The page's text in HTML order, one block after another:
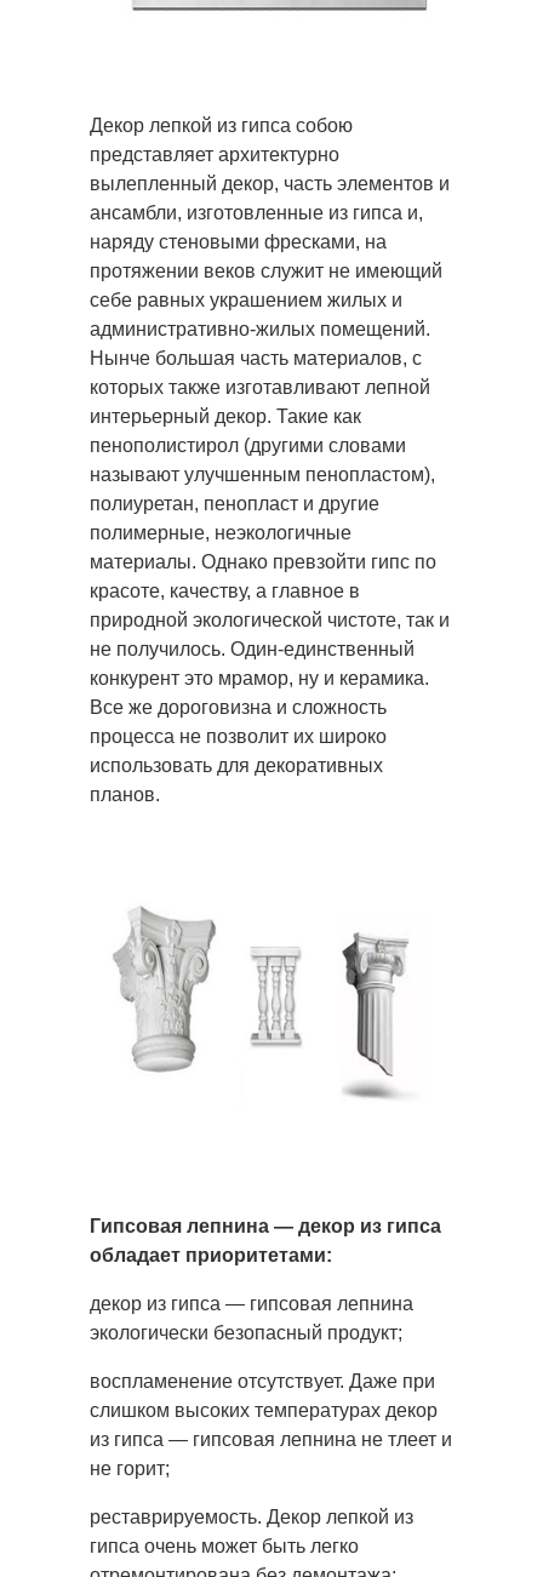
Декор лепкой из гипса собою
представляет архитектурно
вылепленный декор, часть элементов и
ансамбли, изготовленные из гипса и,
наряду стеновыми фресками, на
протяжении веков служит не имеющий
себе равных украшением жилых и
административно-жилых помещений.
Нынче большая часть материалов, с
которых также изготавливают лепной
интерьерный декор. Такие как
пенополистирол (другими словами
называют улучшенным пенопластом),
полиуретан, пенопласт и другие
полимерные, неэкологичные
материалы. Однако превзойти гипс по
красоте, качеству, а главное в
природной экологической чистоте, так и
не получилось. Один-единственный
конкурент это мрамор, ну и керамика.
Все же дороговизна и сложность
процесса не позволит их широко
использовать для декоративных
планов.
Гипсовая лепнина — декор из гипса
обладает приоритетами:
декор из гипса — гипсовая лепнина
экологически безопасный продукт;
воспламенение отсутствует. Даже при
слишком высоких температурах декор
из гипса — гипсовая лепнина не тлеет и
не горит;
реставрируемость. Декор лепкой из
гипса очень может быть легко